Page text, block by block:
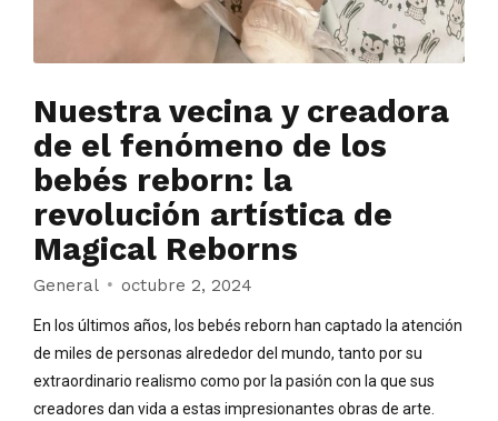
Nuestra vecina y creadora
de el fenómeno de los
bebés reborn: la
revolución artística de
Magical Reborns
General octubre 2, 2024
En los últimos años, los bebés reborn han captado la atención
de miles de personas alrededor del mundo, tanto por su
extraordinario realismo como por la pasión con la que sus
creadores dan vida a estas impresionantes obras de arte.